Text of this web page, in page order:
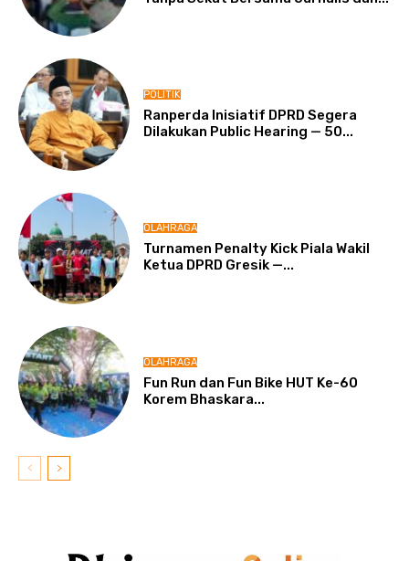
POLITIK
Ranperda Inisiatif DPRD Segera
Dilakukan Public Hearing — 50...
OLAHRAGA
Turnamen Penalty Kick Piala Wakil
Ketua DPRD Gresik —...
OLAHRAGA
Fun Run dan Fun Bike HUT Ke-60
Korem Bhaskara...